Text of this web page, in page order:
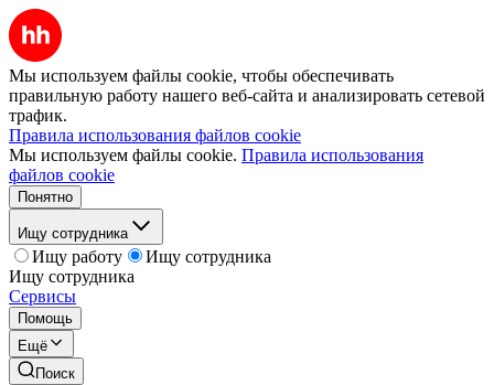
Мы используем файлы cookie, чтобы обеспечивать
правильную работу нашего веб-сайта и анализировать сетевой
трафик.
Правила использования файлов cookie
Мы используем файлы cookie. Правила использования
файлов cookie
Понятно
Ищу сотрудника
Ищу работу
Ищу сотрудника
Ищу сотрудника
Сервисы
Помощь
Ещё
Поиск